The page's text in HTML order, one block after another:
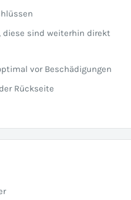
diese sind weiterhin direkt
vor Beschädigungen
Rückseite